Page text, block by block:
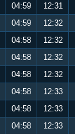
04:59 12:31
04:59 12:32
04:58 12:32
04:58 12:32
04:58 12:32
04:58 12:33
04:58 12:33
04:58 12:33